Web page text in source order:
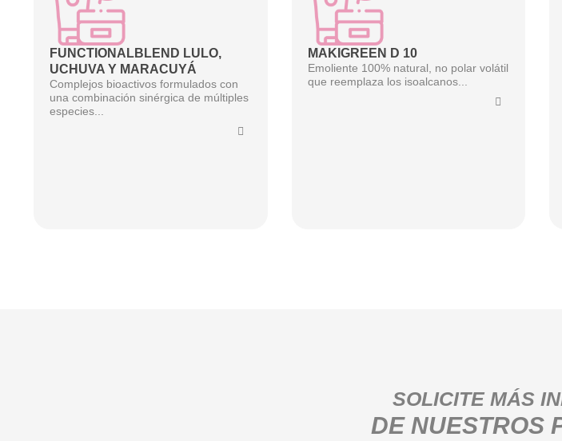
FUNCTIONALBLEND LULO,
UCHUVA Y MARACUYÁ
Complejos bioactivos formulados con
una combinación sinérgica de múltiples
especies...
MAKIGREEN D 10
Emoliente 100% natural, no polar volátil
que reemplaza los isoalcanos...
SOLICITE MÁS
DE NUESTROS